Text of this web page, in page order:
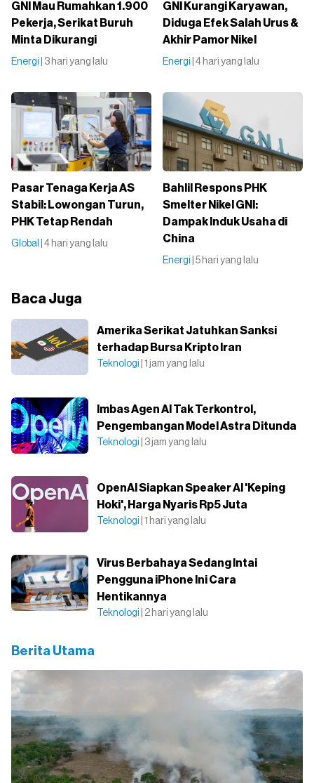
GNI Mau Rumahkan 1.900
Pekerja, Serikat Buruh
Minta Dikurangi
Energi | 3 hari yang lalu
GNI Kurangi Karyawan,
Diduga Efek Salah Urus &
Akhir Pamor Nikel
Energi | 4 hari yang lalu
Pasar Tenaga Kerja AS
Stabil: Lowongan Turun,
PHK Tetap Rendah
Global | 4 hari yang lalu
Bahlil Respons PHK
Smelter Nikel GNI:
Dampak Induk Usaha di
China
Energi | 5 hari yang lalu
Baca Juga
Amerika Serikat Jatuhkan Sanksi
terhadap Bursa Kripto Iran
Teknologi | 1 jam yang lalu
Imbas Agen AI Tak Terkontrol,
Pengembangan Model Astra Ditunda
Teknologi | 3 jam yang lalu
OpenAI Siapkan Speaker AI 'Keping
Hoki', Harga Nyaris Rp5 Juta
Teknologi | 1 hari yang lalu
Virus Berbahaya Sedang Intai
Pengguna iPhone Ini Cara
Hentikannya
Teknologi | 2 hari yang lalu
Berita Utama